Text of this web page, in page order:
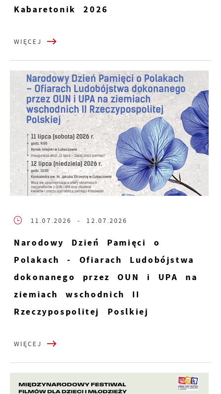
Kabaretonik 2026
WIĘCEJ
11.07.2026 - 12.07.2026
Narodowy Dzień Pamięci o
Polakach - Ofiarach Ludobójstwa
dokonanego przez OUN i UPA na
ziemiach wschodnich II
Rzeczypospolitej Poslkiej
WIĘCEJ